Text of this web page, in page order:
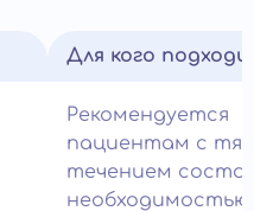
Для кого
Рекомендуется
пациентам с
течением
необходимостью